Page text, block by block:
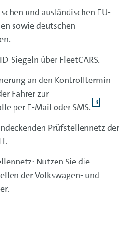
und ausländischen EU-
sowie deutschen
Siegeln über FleetCARS.
an den Kontrolltermin
Fahrer zur
per E-Mail oder SMS. 3
Prüfstellennetz der
Nutzen Sie die
der Volkswagen- und